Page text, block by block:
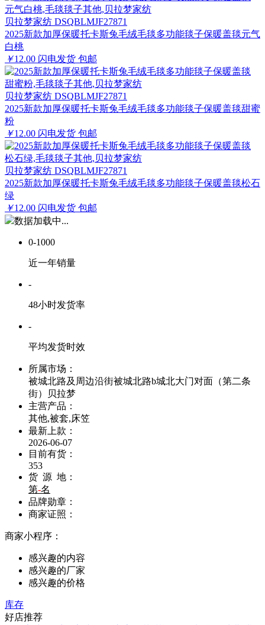
贝拉梦家纺 DSQBLMJF27871
2025新款加厚保暖托卡斯兔毛绒毛毯多功能毯子保暖盖毯元气
白桃
￥12.00 闪电发货 包邮
贝拉梦家纺 DSQBLMJF27871
2025新款加厚保暖托卡斯兔毛绒毛毯多功能毯子保暖盖毯甜蜜
粉
￥12.00 闪电发货 包邮
贝拉梦家纺 DSQBLMJF27871
2025新款加厚保暖托卡斯兔毛绒毛毯多功能毯子保暖盖毯松石
绿
￥12.00 闪电发货 包邮
数据加载中...
0-1000
近一年销量
-
48小时发货率
-
平均发货时效
所属市场：
被城北路及周边沿街被城北路b城北大门对面（第二条
街）贝拉梦
主营产品：
其他,被套,床笠
最新上款：
2026-06-07
目前有货：
353
货 源 地：
第-名
品牌勋章：
商家证照：
商家小程序：
感兴趣的内容
感兴趣的厂家
感兴趣的价格
库存
好店推荐